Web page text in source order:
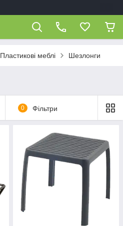
Пластикові меблі Шезлонги
0 Фільтри